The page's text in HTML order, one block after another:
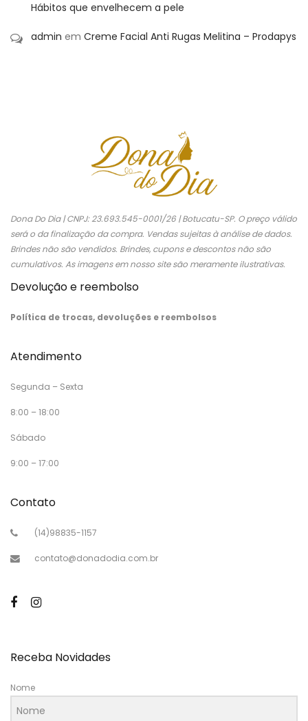
Hábitos que envelhecem a pele
admin em Creme Facial Anti Rugas Melitina – Prodapys
Dona Do Dia | CNPJ: 23.693.545-0001/26 | Botucatu-SP. O preço válido
será o da finalização da compra. Vendas sujeitas à análise de dados.
Brindes não são vendidos. Brindes, cupons e descontos não são
cumulativos. As imagens em nosso site são meramente ilustrativas.
Devolução e reembolso
Política de trocas, devoluções e reembolsos
Atendimento
Segunda – Sexta
8:00 – 18:00
Sábado
9:00 – 17:00
Contato
(14)98835-1157
contato@donadodia.com.br
Receba Novidades
Nome